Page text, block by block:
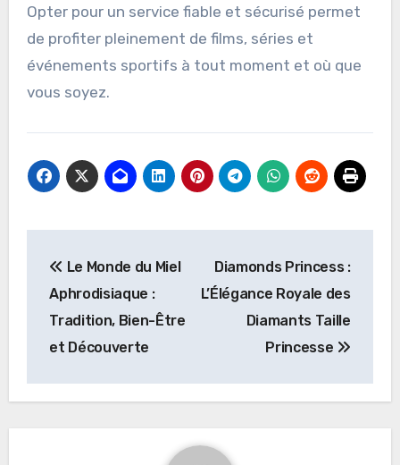
Opter pour un service fiable et sécurisé permet
de profiter pleinement de films, séries et
événements sportifs à tout moment et où que
vous soyez.
navigation
Le Monde du Miel
Aphrodisiaque :
Tradition, Bien-Être
et Découverte
Diamonds Princess :
L’Élégance Royale des
Diamants Taille
Princesse